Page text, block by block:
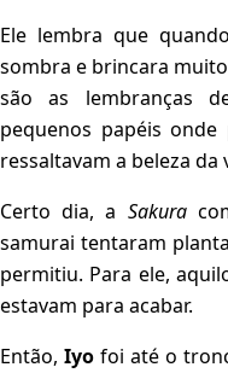
Ele lembra que
sombra e brincara
são as lembranças
pequenos papéis
ressaltavam a beleza da
Certo dia, a Sakura
samurai tentaram
permitiu. Para ele,
estavam para acabar.
Então, Iyo foi até o